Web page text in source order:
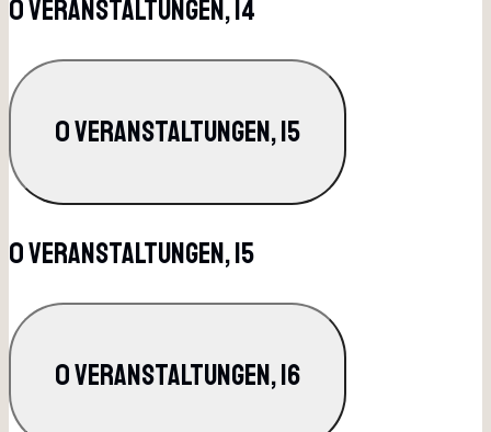
0 Veranstaltungen,14
0 Veranstaltungen,15
0 Veranstaltungen,15
0 Veranstaltungen,16